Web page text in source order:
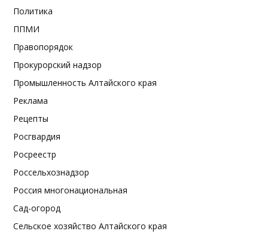
Политика
ППМИ
Правопорядок
Прокурорский надзор
Промышленность Алтайского края
Реклама
Рецепты
Росгвардия
Росреестр
Россельхознадзор
Россия многонациональная
Сад-огород
Сельское хозяйство Алтайского края